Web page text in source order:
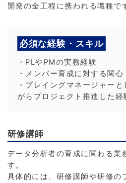
開発の全工程に携われる職種で
必須な経験・スキル
・PLやPMの実務経験
・メンバー育成に対する関心
・プレイングマネージャー
がらプロジェクト推進した経
研修講師
データ分析者の育成に関わる業
す。
具体的には、研修講師や研修の